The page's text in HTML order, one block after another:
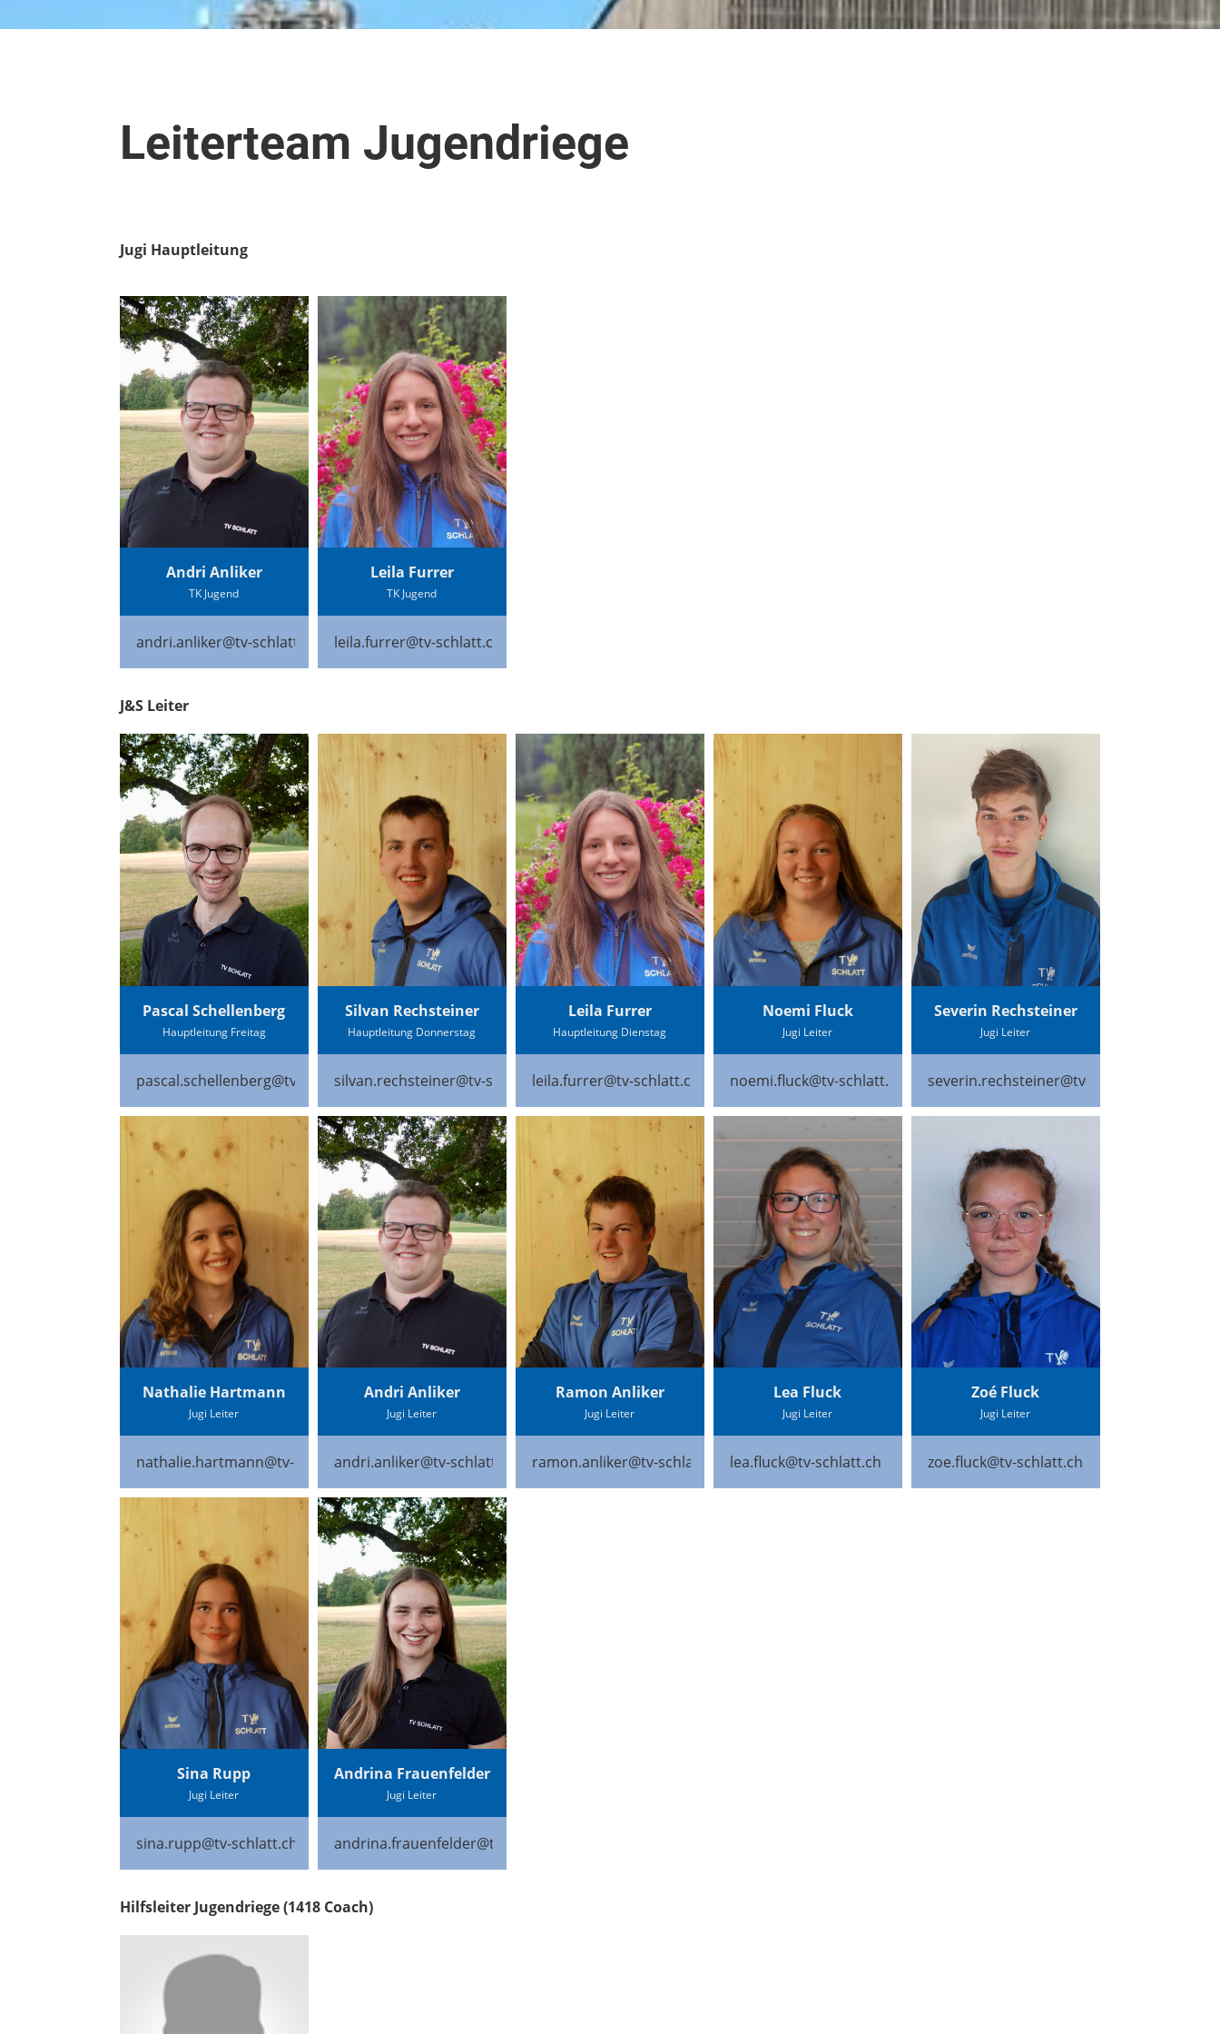
Leiterteam Jugendriege
Jugi Hauptleitung
Andri Anliker
TK Jugend
andri.anliker@tv-schlatt.ch
Leila Furrer
TK Jugend
leila.furrer@tv-schlatt.ch
J&S Leiter
Pascal Schellenberg
Hauptleitung Freitag
pascal.schellenberg@tv-schlatt.ch
Silvan Rechsteiner
Hauptleitung Donnerstag
silvan.rechsteiner@tv-schlatt.ch
Leila Furrer
Hauptleitung Dienstag
leila.furrer@tv-schlatt.ch
Noemi Fluck
Jugi Leiter
noemi.fluck@tv-schlatt.ch
Severin Rechsteiner
Jugi Leiter
severin.rechsteiner@tv-schlatt.ch
Nathalie Hartmann
Jugi Leiter
nathalie.hartmann@tv-schlatt.ch
Andri Anliker
Jugi Leiter
andri.anliker@tv-schlatt.ch
Ramon Anliker
Jugi Leiter
ramon.anliker@tv-schlatt.ch
Lea Fluck
Jugi Leiter
lea.fluck@tv-schlatt.ch
Zoé Fluck
Jugi Leiter
zoe.fluck@tv-schlatt.ch
Sina Rupp
Jugi Leiter
sina.rupp@tv-schlatt.ch
Andrina Frauenfelder
Jugi Leiter
andrina.frauenfelder@tv-schlatt.ch
Hilfsleiter Jugendriege (1418 Coach)